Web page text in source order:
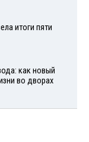
итоги пяти
как новый
во дворах